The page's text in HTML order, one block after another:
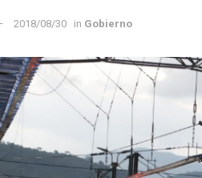
2018/08/30 in Gobierno